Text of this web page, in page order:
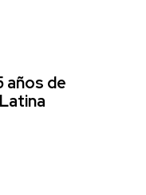
años de